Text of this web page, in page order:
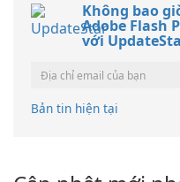
Không bao
Adobe Flash
với
Bản tin hiện tại